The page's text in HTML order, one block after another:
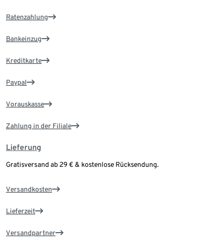
Ratenzahlung
Bankeinzug
Kreditkarte
Paypal
Vorauskasse
Zahlung in der Filiale
Lieferung
Gratisversand ab 29 € & kostenlose Rücksendung.
Versandkosten
Lieferzeit
Versandpartner